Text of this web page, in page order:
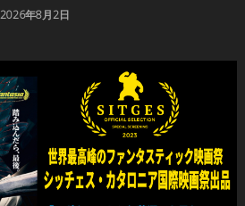
2026年8月2日